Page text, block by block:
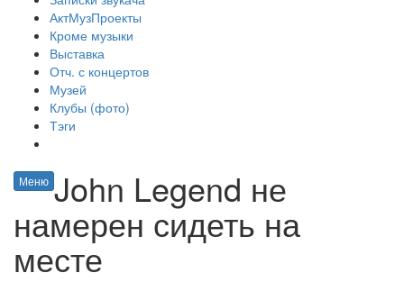
АктМузПроекты
Кроме музыки
Выставка
Отч. с концертов
Музей
Клубы (фото)
Тэги
Меню John Legend не
намерен сидеть на
месте